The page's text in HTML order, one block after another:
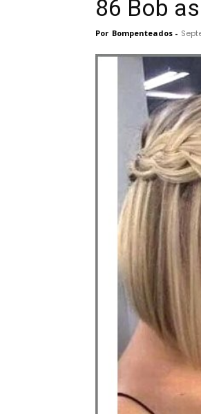
86 Bob
Por Bompenteados -